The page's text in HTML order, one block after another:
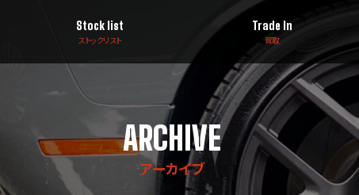
Stock list
ストックリスト
Trade In
買取
ARCHIVE
アーカイブ